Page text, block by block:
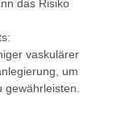
das Risiko
vaskulärer
um